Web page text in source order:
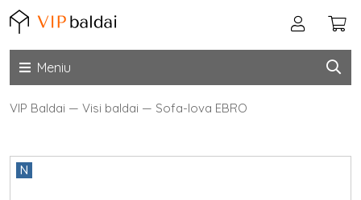
Meniu
VIP Baldai — Visi baldai — Sofa-lova EBRO
N